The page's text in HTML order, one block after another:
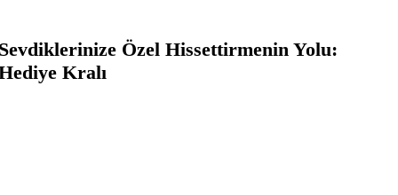
Özel Hissettirmenin Yolu:
Kralı